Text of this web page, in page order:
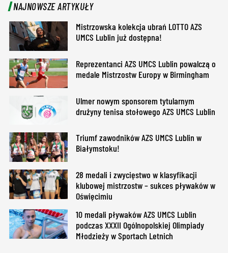
NAJNOWSZE ARTYKUŁY
Mistrzowska kolekcja ubrań LOTTO AZS
UMCS Lublin już dostępna!
Reprezentanci AZS UMCS Lublin powalczą o
medale Mistrzostw Europy w Birmingham
Ulmer nowym sponsorem tytularnym
drużyny tenisa stołowego AZS UMCS Lublin
Triumf zawodników AZS UMCS Lublin w
Białymstoku!
28 medali i zwycięstwo w klasyfikacji
klubowej mistrzostw – sukces pływaków w
Oświęcimiu
10 medali pływaków AZS UMCS Lublin
podczas XXXII Ogólnopolskiej Olimpiady
Młodzieży w Sportach Letnich